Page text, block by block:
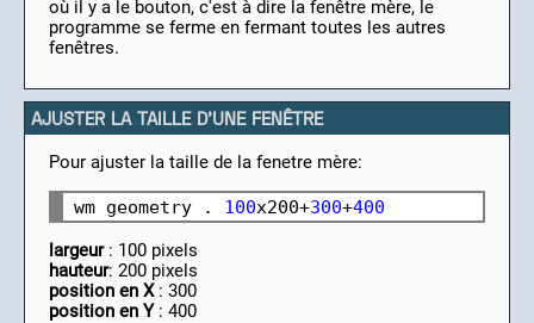
où il y a le bouton, c'est à dire la fenêtre mère, le
programme se ferme en fermant toutes les autres
fenêtres.
AJUSTER LA TAILLE D'UNE FENÊTRE
Pour ajuster la taille de la fenetre mère:
wm geometry . 100x200+300+400
largeur: 100 pixels
hauteur: 200 pixels
position en X : 300
position en Y: 400